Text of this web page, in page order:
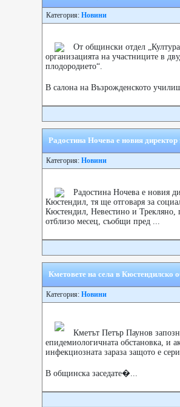
Категория: Новини
От общински отдел
организацията на участниците в
плодородието“.
В салона на Възрожденското
Радостина Ночева е новия
Категория: Новини
Радостина Ночева е новия
Кюстендил, тя ще отговаря за
Кюстендил, Невестино и Трекляно,
отблизо месец, съобщи пред ...
Кметовете на села в Кюстендилско
Категория: Новини
Кметът Петър Паунов
епидемиологичната обстановка, и
инфекциозната зараза защото е
В общинска заседате�...